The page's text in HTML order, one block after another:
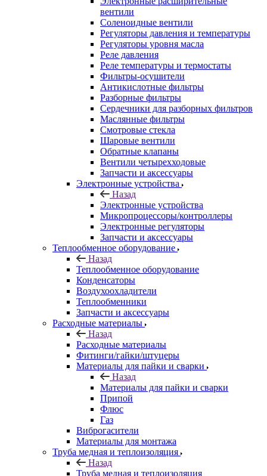
вентили
Соленоидные вентили
Регуляторы давления и температуры
Регуляторы уровня масла
Реле давления
Реле температуры и термостаты
Фильтры-осушители
Антикислотные фильтры
Разборные фильтры
Сердечники для разборных фильтров
Маслянные фильтры
Смотровые стекла
Шаровые вентили
Обратные клапаны
Вентили четырехходовые
Запчасти и аксессуары
Электронные устройства
Назад
Электронные устройства
Микропроцессоры/контроллеры
Электронные регуляторы
Запчасти и аксессуары
Теплообменное оборудование
Назад
Теплообменное оборудование
Конденсаторы
Воздухоохладители
Теплообменники
Запчасти и аксессуары
Расходные материалы
Назад
Расходные материалы
Фитинги/гайки/штуцеры
Материалы для пайки и сварки
Назад
Материалы для пайки и сварки
Припой
Флюс
Газ
Виброгасители
Материалы для монтажа
Труба медная и теплоизоляция
Назад
Труба медная и теплоизоляция